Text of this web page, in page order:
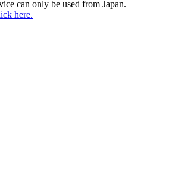
can only be used from Japan.
here.